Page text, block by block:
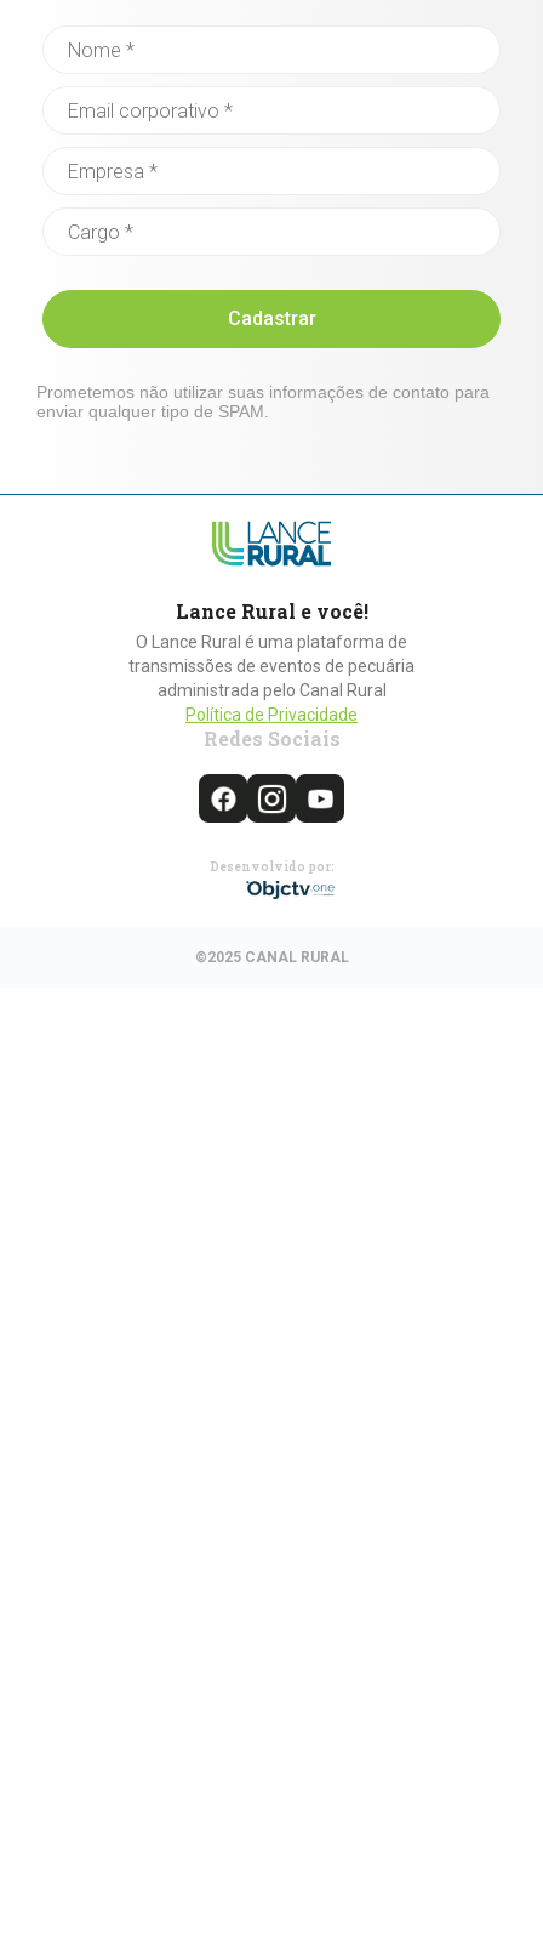
Cadastrar
Prometemos não utilizar suas informações de contato para
enviar qualquer tipo de SPAM.
Lance Rural e você!
O Lance Rural é uma plataforma de
transmissões de eventos de pecuária
administrada pelo Canal Rural
Política de Privacidade
Redes Sociais
Desenvolvido por:
©2025 CANAL RURAL